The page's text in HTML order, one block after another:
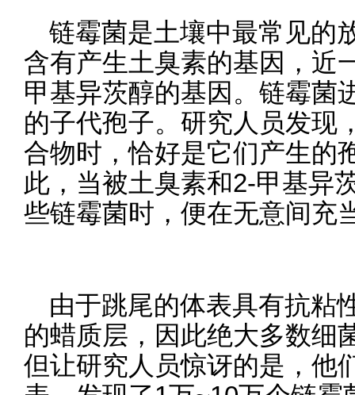
链霉菌是土壤中最常见的
含有产生土臭素的基因，近
甲基异茨醇的基因。链霉菌
的子代孢子。研究人员发现
合物时，恰好是它们产生的
此，当被土臭素和2-甲基异
些链霉菌时，便在无意间充
由于跳尾的体表具有抗粘
的蜡质层，因此绝大多数细
但让研究人员惊讶的是，他